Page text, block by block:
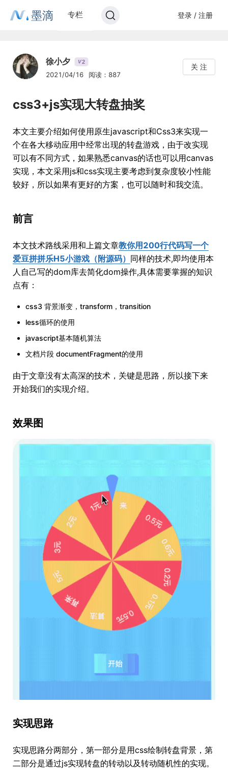
墨滴 专栏 登录 / 注册
徐小夕 V2
2021/04/16 阅读：887
关 注
css3+js实现大转盘抽奖
本文主要介绍如何使用原生javascript和Css3来实现一
个在各大移动应用中经常出现的转盘游戏，由于改实现
可以有不同方式，如果熟悉canvas的话也可以用canvas
实现，本文采用js和css实现主要考虑到复杂度较小性能
较好，所以如果有更好的方案，也可以随时和我交流。
前言
本文技术路线采用和上篇文章教你用200行代码写一个
爱豆拼拼乐H5小游戏（附源码） 同样的技术,即均使用本
人自己写的dom库去简化dom操作,具体需要掌握的知识
点有：
css3 背景渐变，transform，transition
less循环的使用
javascript基本随机算法
文档片段 documentFragment的使用
由于文章没有太高深的技术，关键是思路，所以接下来
开始我们的实现介绍。
效果图
实现思路
实现思路分两部分，第一部分是用css绘制转盘背景，第
二部分是通过js实现转盘的转动以及转动随机性的实现。